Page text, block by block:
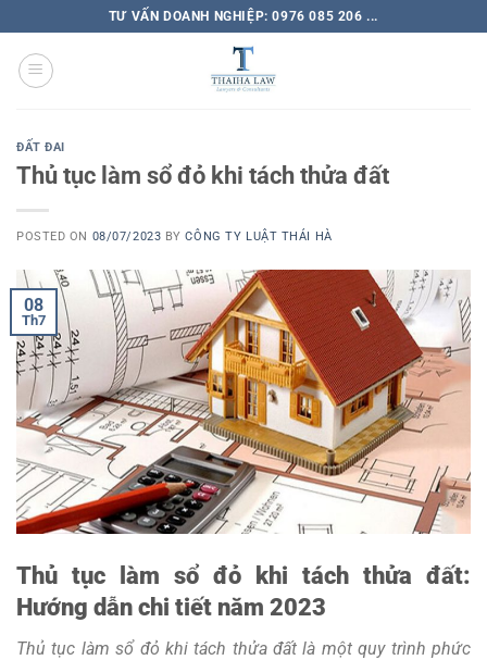
TƯ VẤN DOANH NGHIỆP: 0976 085 206 ...
ĐẤT ĐAI
Thủ tục làm sổ đỏ khi tách thửa đất
POSTED ON 08/07/2023 BYCÔNG TY LUẬT THÁI HÀ
08
Th7
Thủ tục làm sổ đỏ khi tách thửa đất:
Hướng dẫn chi tiết năm 2023
Thủ tục làm sổ đỏ khi tách thửa đất là một quy trình phức